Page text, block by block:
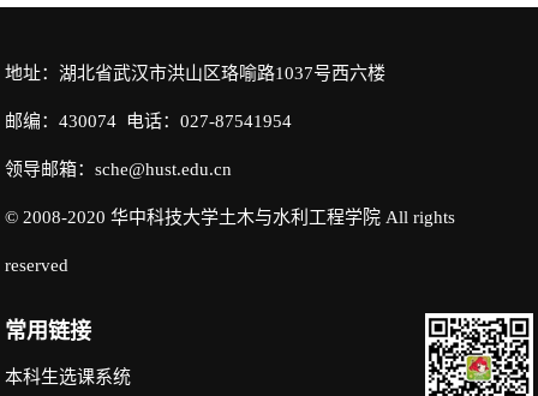
地址：湖北省武汉市洪山区珞喻路1037号西六楼
邮编：430074 电话：027-87541954
领导邮箱：sche@hust.edu.cn
© 2008-2020 华中科技大学土木与水利工程学院 All rights
reserved
常用链接
本科生选课系统